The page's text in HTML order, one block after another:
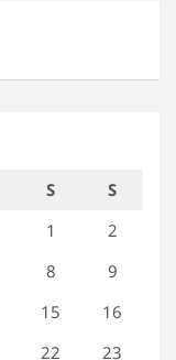
S
S
1
2
8
9
15
16
22 23